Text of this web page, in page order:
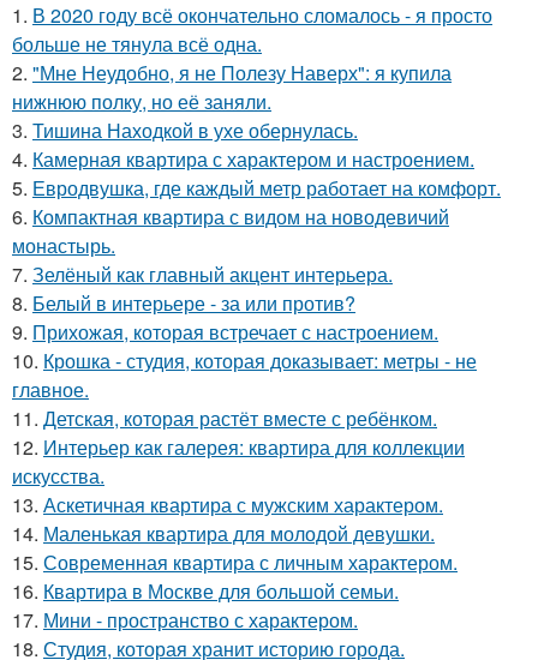
1. В 2020 году всё окончательно сломалось - я просто
больше не тянула всё одна.
2. "Мне Неудобно, я не Полезу Наверх": я купила
нижнюю полку, но её заняли.
3. Тишина Находкой в ухе обернулась.
4. Камерная квартира с характером и настроением.
5. Евродвушка, где каждый метр работает на комфорт.
6. Компактная квартира с видом на новодевичий
монастырь.
7. Зелёный как главный акцент интерьера.
8. Белый в интерьере - за или против?
9. Прихожая, которая встречает с настроением.
10. Крошка - студия, которая доказывает: метры - не
главное.
11. Детская, которая растёт вместе с ребёнком.
12. Интерьер как галерея: квартира для коллекции
искусства.
13. Аскетичная квартира с мужским характером.
14. Маленькая квартира для молодой девушки.
15. Современная квартира с личным характером.
16. Квартира в Москве для большой семьи.
17. Мини - пространство с характером.
18. Студия, которая хранит историю города.